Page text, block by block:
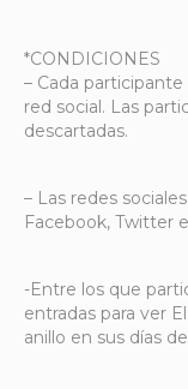
*CONDICIONES
– Cada
red social. Las
descartadas.
– Las redes
Facebook, Twitter
-Entre los que
entradas para ver
anillo en sus días